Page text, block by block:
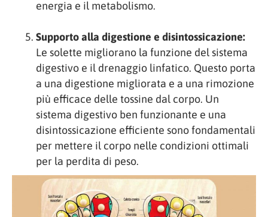
energia e il metabolismo.
Supporto alla digestione e disintossicazione:
Le solette migliorano la funzione del sistema
digestivo e il drenaggio linfatico. Questo porta
a una digestione migliorata e a una rimozione
più efficace delle tossine dal corpo. Un
sistema digestivo ben funzionante e una
disintossicazione efficiente sono fondamentali
per mettere il corpo nelle condizioni ottimali
per la perdita di peso.